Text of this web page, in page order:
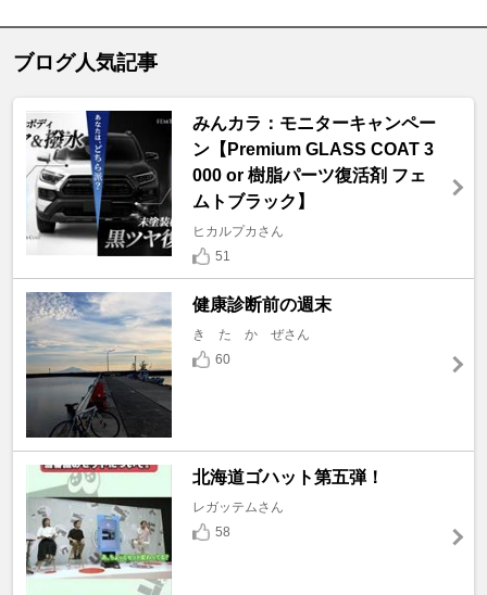
ブログ人気記事
みんカラ：モニターキャンペー
ン【Premium GLASS COAT 3
000 or 樹脂パーツ復活剤 フェ
ムトブラック】
ヒカルプカさん
51
健康診断前の週末
き た か ぜさん
60
北海道ゴハット第五弾！
レガッテムさん
58